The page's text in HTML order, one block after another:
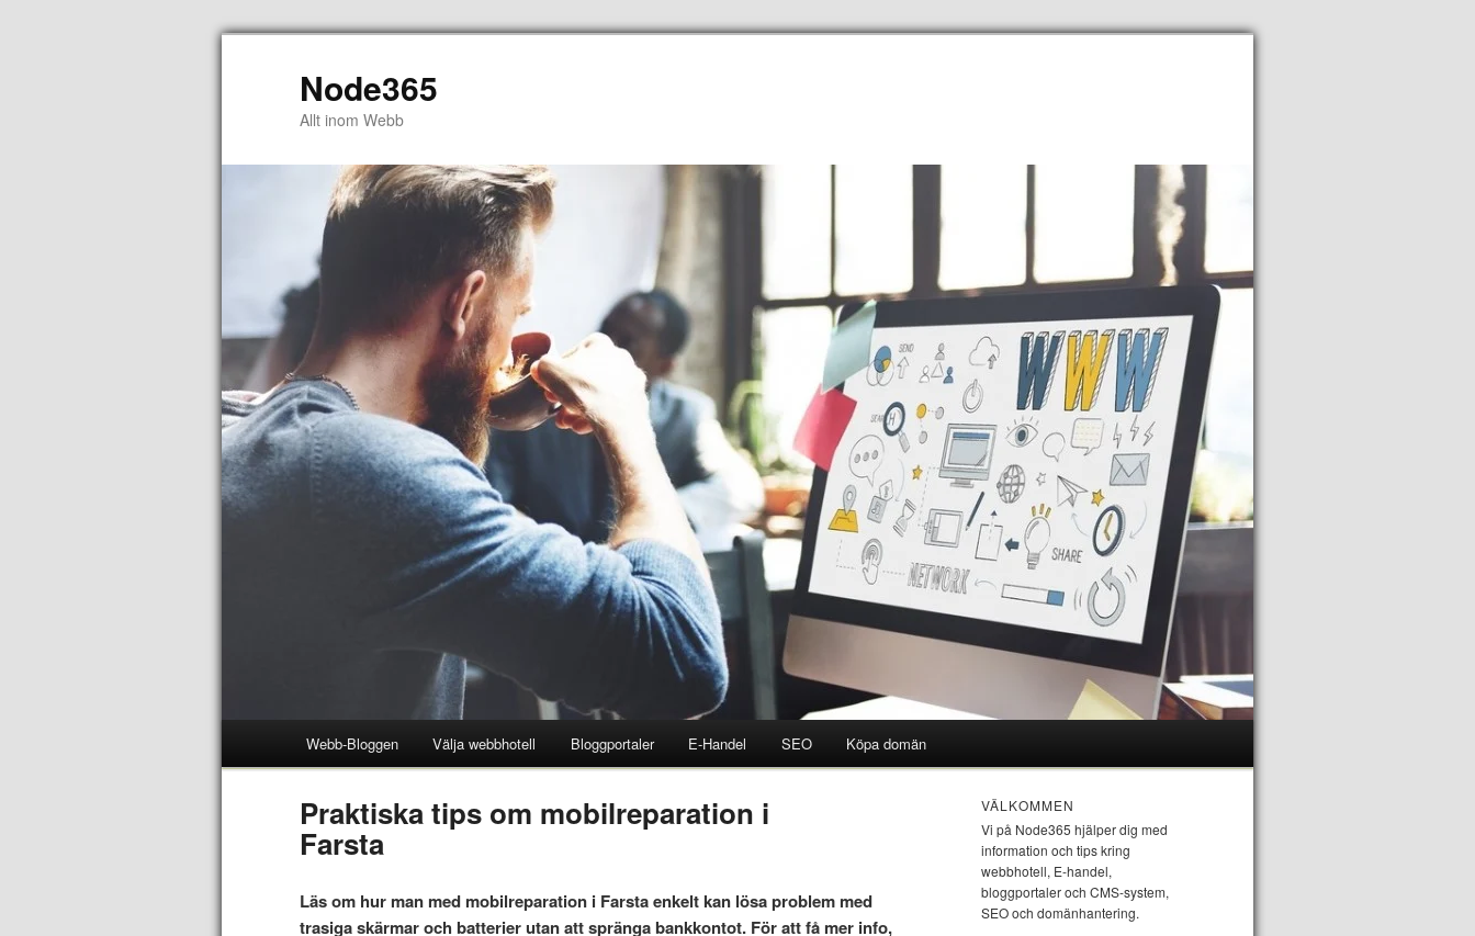
Node365
Allt inom Webb
Webb-Bloggen Välja webbhotell Bloggportaler E-Handel SEO Köpa domän
Praktiska tips om mobilreparation i
Farsta
Läs om hur man med mobilreparation i Farsta enkelt kan lösa problem med
trasiga skärmar och batterier utan att spränga bankkontot. För att få mer info,
VÄLKOMMEN
Vi på Node365 hjälper dig med
information och tips kring
webbhotell, E-handel,
bloggportaler och CMS-system,
SEO och domänhantering.